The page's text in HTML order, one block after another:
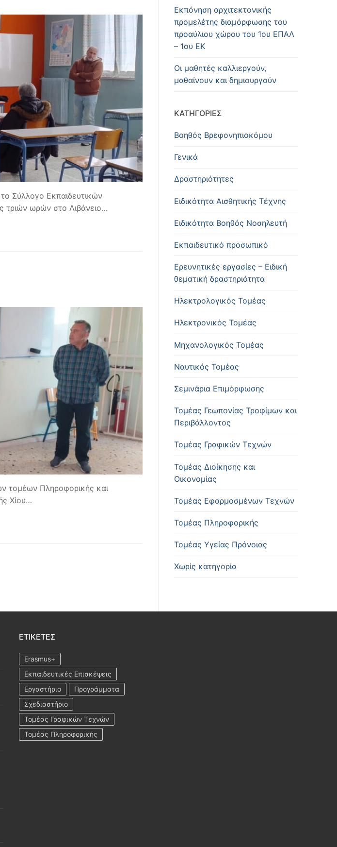
Σύλλογο Εκπαιδευτικών
τριών ωρών στο Λιβάνειο…
τομέων Πληροφορικής και
Χίου…
Εκπόνηση αρχιτεκτονικής
προμελέτης διαμόρφωσης του
προαύλιου χώρου του 1ου ΕΠΑΛ
– 1ου ΕΚ
Οι μαθητές καλλιεργούν,
μαθαίνουν και δημιουργούν
KΑΤΗΓΟΡΊΕΣ
Βοηθός Βρεφονηπιοκόμου
Γενικά
Δραστηριότητες
Ειδικότητα Αισθητικής Τέχνης
Ειδικότητα Βοηθός Νοσηλευτή
Εκπαιδευτικό προσωπικό
Ερευνητικές εργασίες – Ειδική
θεματική δραστηριότητα
Ηλεκτρολογικός Τομέας
Ηλεκτρονικός Τομέας
Μηχανολογικός Τομέας
Ναυτικός Τομέας
Σεμινάρια Επιμόρφωσης
Τομέας Γεωπονίας Τροφίμων και
Περιβάλλοντος
Τομέας Γραφικών Τεχνών
Τομέας Διοίκησης και
Οικονομίας
Τομέας Εφαρμοσμένων Τεχνών
Τομέας Πληροφορικής
Τομέας Υγείας Πρόνοιας
Χωρίς κατηγορία
ΕΤΙΚΈΤΕΣ
Erasmus+
Εκπαιδευτικές Επισκέψεις
Εργαστήριο
Προγράμματα
Σχεδιαστήριο
Τομέας Γραφικών Τεχνών
Τομέας Πληροφορικής